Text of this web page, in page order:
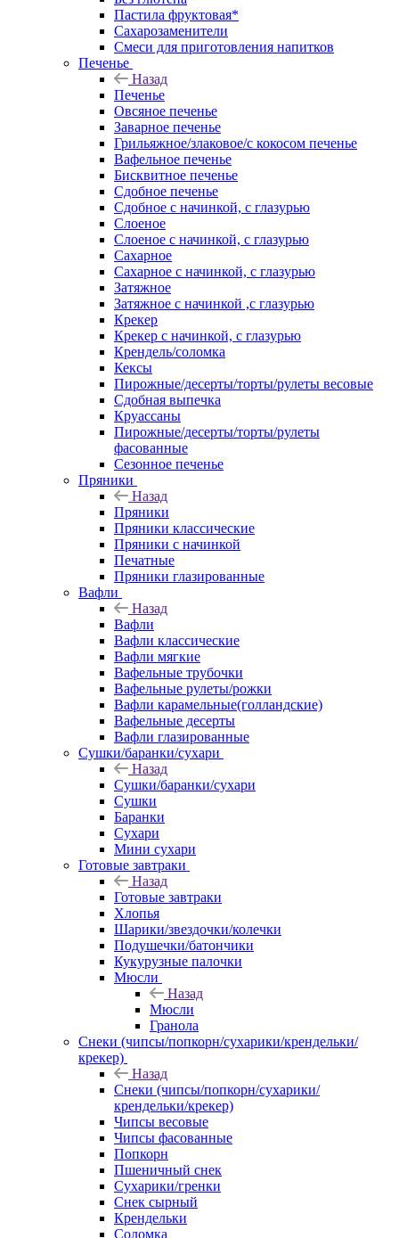
Пастила фруктовая*
Сахарозаменители
Смеси для приготовления напитков
Печенье
Назад
Печенье
Овсяное печенье
Заварное печенье
Грильяжное/злаковое/с кокосом печенье
Вафельное печенье
Бисквитное печенье
Сдобное печенье
Сдобное с начинкой, с глазурью
Слоеное
Слоеное с начинкой, с глазурью
Сахарное
Сахарное с начинкой, с глазурью
Затяжное
Затяжное с начинкой ,с глазурью
Крекер
Крекер с начинкой, с глазурью
Крендель/соломка
Кексы
Пирожные/десерты/торты/рулеты весовые
Сдобная выпечка
Круассаны
Пирожные/десерты/торты/рулеты
фасованные
Сезонное печенье
Пряники
Назад
Пряники
Пряники классические
Пряники с начинкой
Печатные
Пряники глазированные
Вафли
Назад
Вафли
Вафли классические
Вафли мягкие
Вафельные трубочки
Вафельные рулеты/рожки
Вафли карамельные(голландские)
Вафельные десерты
Вафли глазированные
Сушки/баранки/сухари
Назад
Сушки/баранки/сухари
Сушки
Баранки
Сухари
Мини сухари
Готовые завтраки
Назад
Готовые завтраки
Хлопья
Шарики/звездочки/колечки
Подушечки/батончики
Кукурузные палочки
Мюсли
Назад
Мюсли
Гранола
Снеки (чипсы/попкорн/сухарики/крендельки/
крекер)
Назад
Снеки (чипсы/попкорн/сухарики/
крендельки/крекер)
Чипсы весовые
Чипсы фасованные
Попкорн
Пшеничный снек
Сухарики/гренки
Снек сырный
Крендельки
Соломка